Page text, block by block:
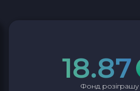
Polygon POL
18.87
Фонд розіграшу